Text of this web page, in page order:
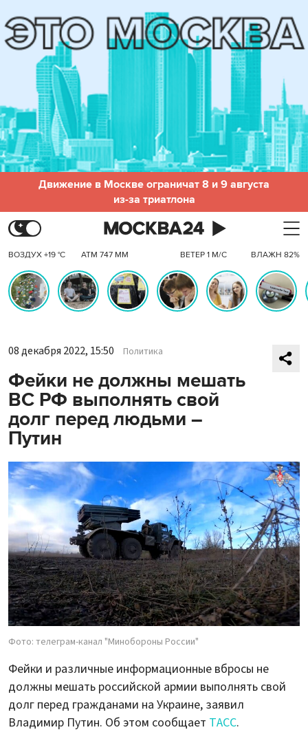
Движение в Москве ограничат 8 и 9 августа
из-за триатлона
ВОЗДУХ +19 °C АТМ 747 ММ ВЕТЕР 1 М/С ВЛАЖН 82%
08 декабря 2022, 15:50 Политика
Фейки не должны мешать
ВС РФ выполнять свой
долг перед людьми –
Путин
Фото: телеграм-канал "Минобороны России"
Фейки и различные информационные вбросы не
должны мешать российской армии выполнять свой
долг перед гражданами на Украине, заявил
Владимир Путин. Об этом сообщает ТАСС.